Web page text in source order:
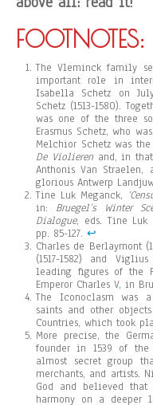
FOOTNOTES:
The Vleminck family
important role in
Isabella Schetz on
Schetz (1513-1580).
was one of the three
Erasmus Schetz, who
Melchior Schetz was
De Violierenand, in that
Anthonis Van
glorious Antwerp
Tine Luk Meganck,
in: Bruegel’s Winter
Dialogue, eds. Tine Luk
pp. 85-127. ↩︎
Charles de Berlaymont
(1517-1582) and
leading figures of the
Emperor Charles V, in
The Iconoclasm was
saints and other
Countries, which took
More precise, the
founder in 1539 of the
almost secret group
merchants, and artists.
God and believed
harmony on a deeper